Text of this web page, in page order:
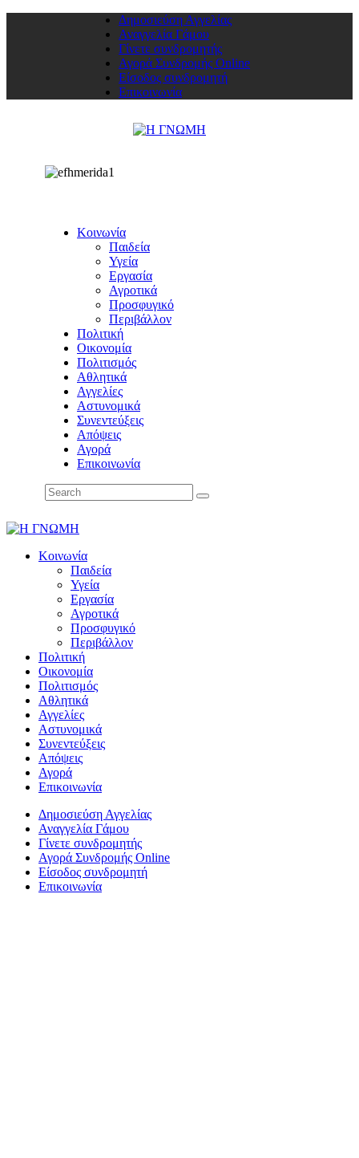
Δημοσιεύση Αγγελίας
Αναγγελία Γάμου
Γίνετε συνδρομητής
Αγορά Συνδρομής Online
Είσοδος συνδρομητή
Επικοινωνία
Κοινωνία
Παιδεία
Υγεία
Εργασία
Αγροτικά
Προσφυγικό
Περιβάλλον
Πολιτική
Οικονομία
Πολιτισμός
Αθλητικά
Αγγελίες
Αστυνομικά
Συνεντεύξεις
Απόψεις
Αγορά
Επικοινωνία
Κοινωνία
Παιδεία
Υγεία
Εργασία
Αγροτικά
Προσφυγικό
Περιβάλλον
Πολιτική
Οικονομία
Πολιτισμός
Αθλητικά
Αγγελίες
Αστυνομικά
Συνεντεύξεις
Απόψεις
Αγορά
Επικοινωνία
Δημοσιεύση Αγγελίας
Αναγγελία Γάμου
Γίνετε συνδρομητής
Αγορά Συνδρομής Online
Είσοδος συνδρομητή
Επικοινωνία